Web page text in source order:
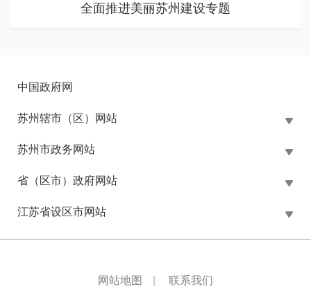
全面推进美丽苏州建设专题
中国政府网
苏州辖市（区）网站
苏州市政务网站
省（区市）政府网站
江苏省设区市网站
网站地图 联系我们